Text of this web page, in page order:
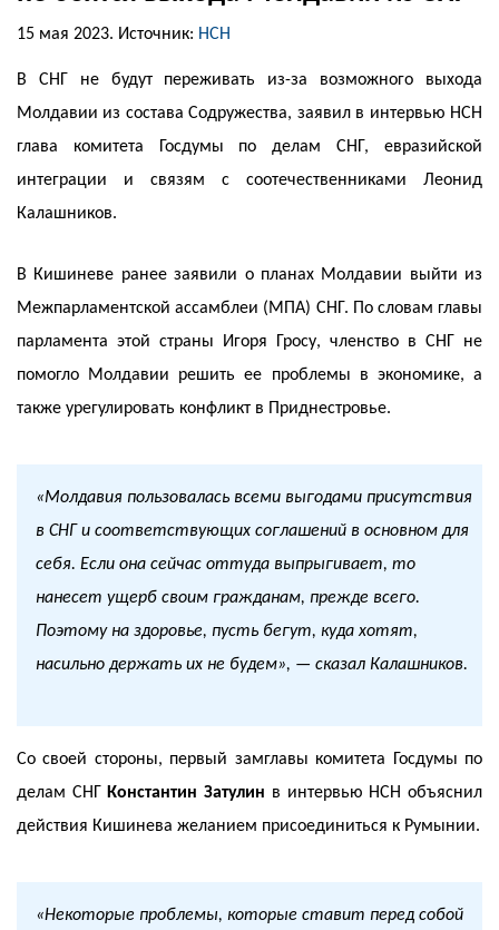
15 мая 2023. Источник: НСН
В СНГ не будут переживать из-за возможного выхода
Молдавии из состава Содружества, заявил в интервью НСН
глава комитета Госдумы по делам СНГ, евразийской
интеграции и связям с соотечественниками Леонид
Калашников.
В Кишиневе ранее заявили о планах Молдавии выйти из
Межпарламентской ассамблеи (МПА) СНГ. По словам главы
парламента этой страны Игоря Гросу, членство в СНГ не
помогло Молдавии решить ее проблемы в экономике, а
также урегулировать конфликт в Приднестровье.
«Молдавия пользовалась всеми выгодами присутствия
в СНГ и соответствующих соглашений в основном для
себя. Если она сейчас оттуда выпрыгивает, то
нанесет ущерб своим гражданам, прежде всего.
Поэтому на здоровье, пусть бегут, куда хотят,
насильно держать их не будем», — сказал Калашников.
Со своей стороны, первый замглавы комитета Госдумы по
делам СНГ Константин Затулин в интервью НСН объяснил
действия Кишинева желанием присоединиться к Румынии.
«Некоторые проблемы, которые ставит перед собой